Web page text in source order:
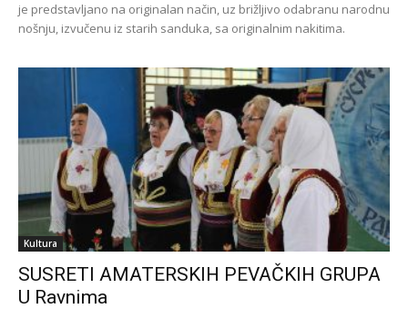
je predstavljano na originalan način, uz brižljivo odabranu narodnu
nošnju, izvučenu iz starih sanduka, sa originalnim nakitima.
Kultura
SUSRETI AMATERSKIH PEVAČKIH GRUPA
U Ravnima